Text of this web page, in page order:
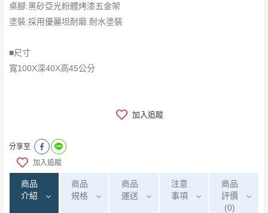
桌腳:黑砂亞光粉體烤漆五金架
塗裝:採用優麗坦耐磨.耐水塗裝
■尺寸
寬100X深40X高45公分
加入追蹤
分享至
加入追蹤
商品
介紹
商品
規格
商品
運送
注意
事項
商品
評價
(0)